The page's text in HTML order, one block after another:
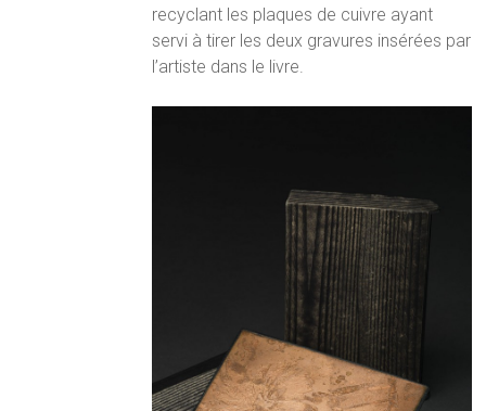
recyclant les plaques de cuivre ayant
servi à tirer les deux gravures insérées par
l’artiste dans le livre.